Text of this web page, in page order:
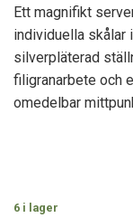
Ett magnifikt
individuella skålar
silverpläterad
filigranarbete och
omedelbar
6 i lager